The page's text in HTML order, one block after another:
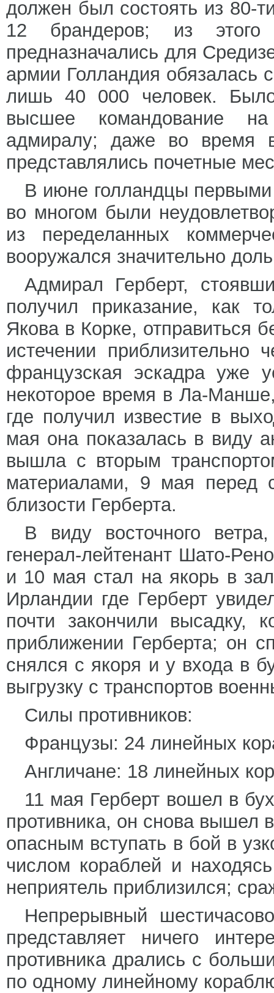
должен был состоять из 80-
12 брандеров; из
предназначались для
армии Голландия обязалась
лишь 40 000 человек.
высшее командование
адмиралу; даже во время
представлялись почетные
В июне голландцы
во многом были
из переделанных
вооружался значительно
Адмирал Герберт,
получил приказание, как
Якова в Корке, отправиться
истечении приблизительно
французская эскадра уже
некоторое время в Ла-
где получил известие в
мая она показалась в виду
вышла с вторым
материалами, 9 мая перед
близости Герберта.
В виду восточного
генерал-лейтенант Шато-
и 10 мая стал на якорь в
Ирландии где Герберт
почти закончили высадку,
приближении Герберта; он
снялся с якоря и у входа в
выгрузку с транспортов
Силы противников:
Французы: 24 линейных
Англичане: 18 линейных
11 мая Герберт вошел в
противника, он снова вышел
опасным вступать в бой в
числом кораблей и
неприятель приблизился;
Непрерывный
представляет ничего
противника дрались с
по одному линейному